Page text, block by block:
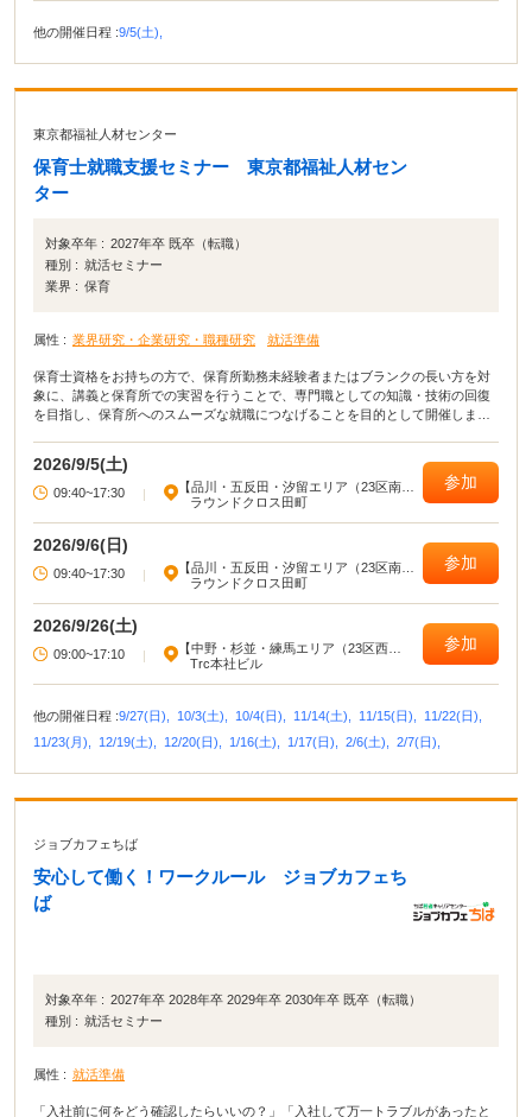
他の開催日程 :9/5(土),
東京都福祉人材センター
保育士就職支援セミナー 東京都福祉人材セン
ター
対象卒年 : 2027年卒 既卒（転職）
種別 : 就活セミナー
業界 : 保育
属性 : 業界研究・企業研究・職種研究 就活準備
保育士資格をお持ちの方で、保育所勤務未経験者またはブランクの長い方を対
象に、講義と保育所での実習を行うことで、専門職としての知識・技術の回復
を目指し、保育所へのスムーズな就職につなげることを目的として開催しま
2026/9/5(土)
09:40~17:30 |
【品川・五反田・汐留エリア（23区南
部）】
ラウンドクロス田町
参加
2026/9/6(日)
09:40~17:30 |
【品川・五反田・汐留エリア（23区南
部）】
ラウンドクロス田町
参加
2026/9/26(土)
09:00~17:10 |
【中野・杉並・練馬エリア（23区西
部）】
Trc本社ビル
参加
他の開催日程 :9/27(日), 10/3(土), 10/4(日), 11/14(土), 11/15(日),
11/22(日),
11/23(月),
12/19(土), 12/20(日), 1/16(土), 1/17(日), 2/6(土), 2/7(日),
ジョブカフェちば
安心して働く！ワークルール ジョブカフェち
ば
対象卒年 : 2027年卒 2028年卒 2029年卒 2030年卒 既卒（転職）
種別 : 就活セミナー
属性 : 就活準備
「入社前に何をどう確認したらいいの？」「入社して万一トラブルがあったと